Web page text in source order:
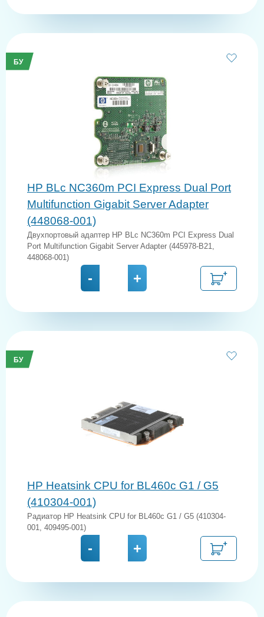
БУ
HP BLc NC360m PCI Express Dual Port
Multifunction Gigabit Server Adapter
(448068-001)
Двухпортовый адаптер HP BLc NC360m PCI Express Dual
Port Multifunction Gigabit Server Adapter (445978-B21,
448068-001)
- +
БУ
HP Heatsink CPU for BL460c G1 / G5
(410304-001)
Радиатор HP Heatsink CPU for BL460c G1 / G5 (410304-
001, 409495-001)
- +